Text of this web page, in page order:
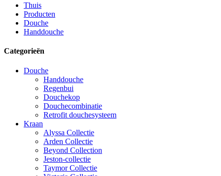
Thuis
Producten
Douche
Handdouche
Categorieën
Douche
Handdouche
Regenbui
Douchekop
Douchecombinatie
Retrofit douchesysteem
Kraan
Alyssa Collectie
Arden Collectie
Beyond Collection
Jeston-collectie
Taymor Collectie